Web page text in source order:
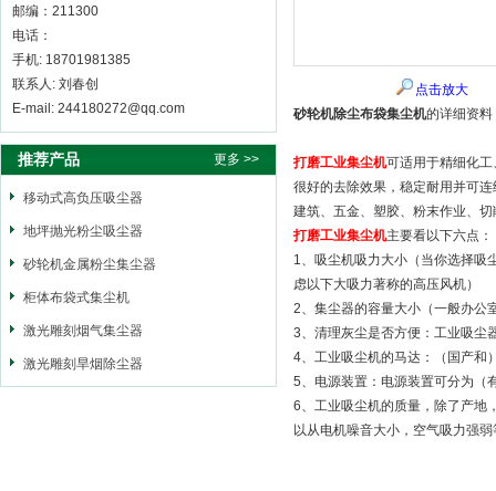
邮编：211300
电话：
手机: 18701981385
联系人: 刘春创
E-mail: 244180272@qq.com
推荐产品 更多 >>
移动式高负压吸尘器
地坪抛光粉尘吸尘器
砂轮机金属粉尘集尘器
柜体布袋式集尘机
激光雕刻烟气集尘器
激光雕刻旱烟除尘器
点击放大
砂轮机除尘布袋集尘机的详细资料
打磨工业集尘机可适用于精细化
很好的去除效果，稳定耐用并可
建筑、五金、塑胶、粉末作业、
打磨工业集尘机主要看以下六点：
1、吸尘机吸力大小（当你选择吸
虑以下大吸力著称的高压风机）
2、集尘器的容量大小（一般办公
3、清理灰尘是否方便：工业吸尘
4、工业吸尘机的马达：（国产和
5、电源装置：电源装置可分为（
6、工业吸尘机的质量，除了产地
以从电机噪音大小，空气吸力强